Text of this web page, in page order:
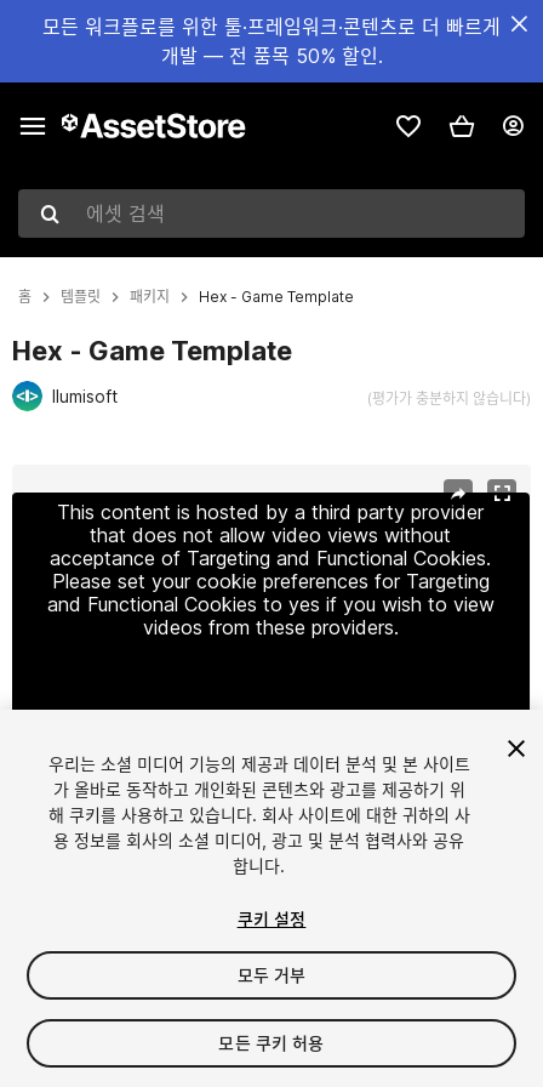
모든 워크플로를 위한 툴·프레임워크·콘텐츠로 더 빠르게
개발 — 전 품목 50% 할인.
에셋 검색
홈 템플릿 패키지 Hex - Game Template
Hex - Game Template
Ilumisoft (평가가 충분하지 않습니다)
This content is hosted by a third party provider
that does not allow video views without
acceptance of Targeting and Functional Cookies.
Please set your cookie preferences for Targeting
and Functional Cookies to yes if you wish to view
videos from these providers.
1/5
$20
세금/부가세는 결제 시 반영됩니다.
우리는 소셜 미디어 기능의 제공과 데이터 분석 및 본 사이트
가 올바로 동작하고 개인화된 콘텐츠와 광고를 제공하기 위
해 쿠키를 사용하고 있습니다. 회사 사이트에 대한 귀하의 사
용 정보를 회사의 소셜 미디어, 광고 및 분석 협력사와 공유
합니다.
쿠키 설정
모두 거부
모든 쿠키 허용